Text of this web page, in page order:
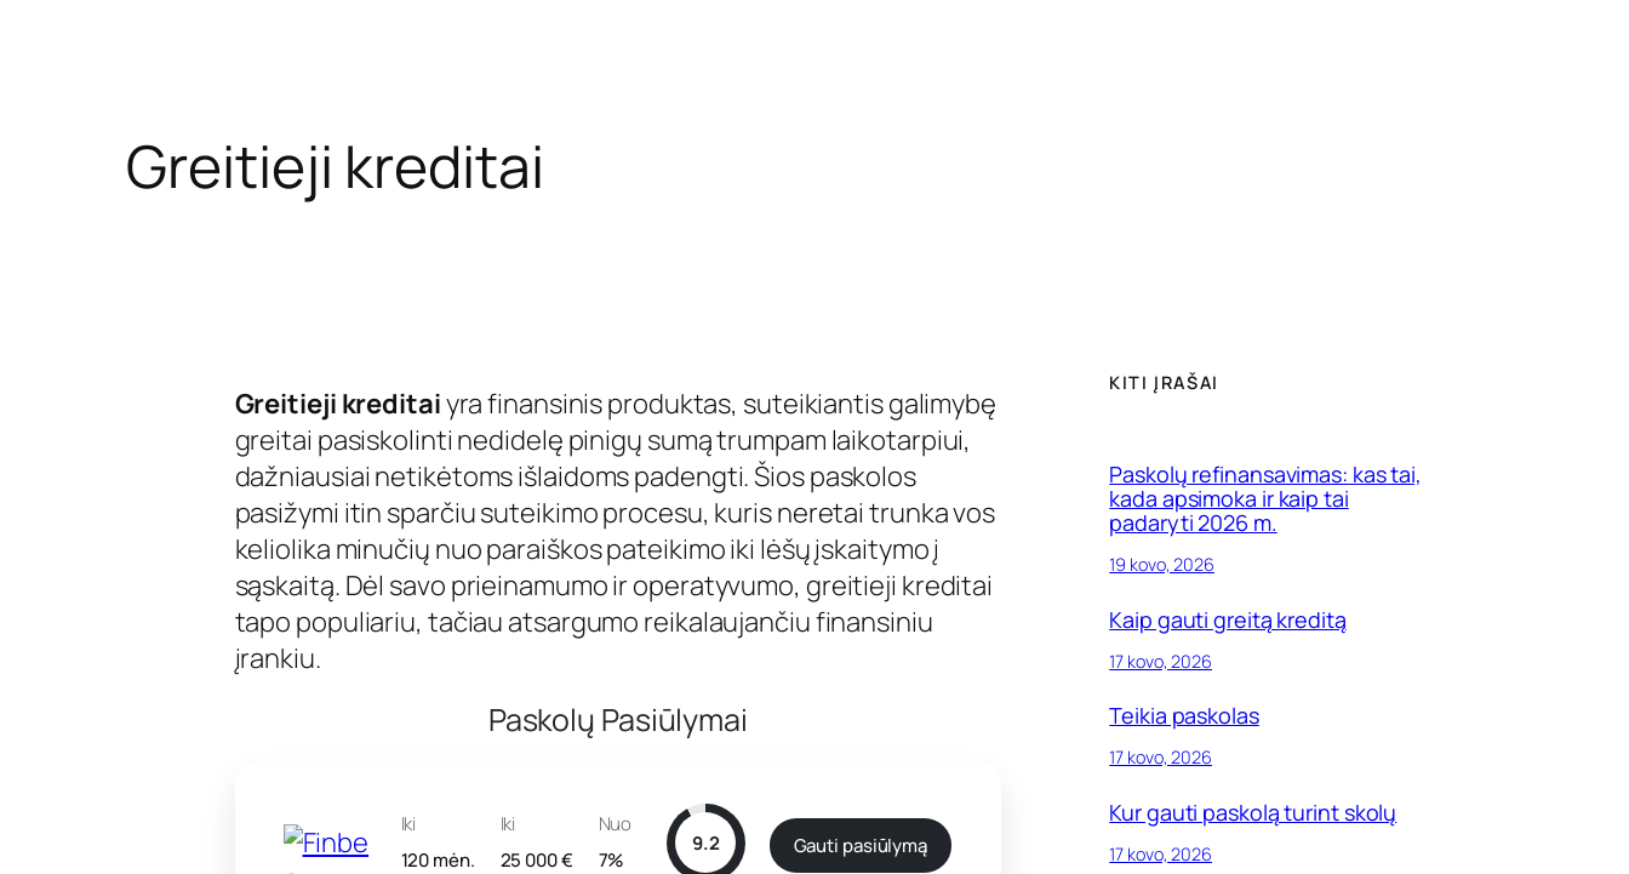
Greitieji kreditai
Greitieji kreditaiyra finansinis produktas, suteikiantis galimybę
greitai pasiskolinti nedidelę pinigų sumą trumpam laikotarpiui,
dažniausiai netikėtoms išlaidoms padengti. Šios paskolos
pasižymi itin sparčiu suteikimo procesu, kuris neretai trunka vos
keliolika minučių nuo paraiškos pateikimo iki lėšų įskaitymo į
sąskaitą. Dėl savo prieinamumo ir operatyvumo, greitieji kreditai
tapo populiariu, tačiau atsargumo reikalaujančiu finansiniu
įrankiu.
Paskolų Pasiūlymai
Iki
120 mėn.
Iki
25 000 €
Nuo
7%
9.2 Gauti pasiūlymą
KITI ĮRAŠAI
Paskolų refinansavimas: kas tai,
kada apsimoka ir kaip tai
padaryti 2026 m.
19 kovo, 2026
Kaip gauti greitą kreditą
17 kovo, 2026
Teikia paskolas
17 kovo, 2026
Kur gauti paskolą turint skolų
17 kovo, 2026